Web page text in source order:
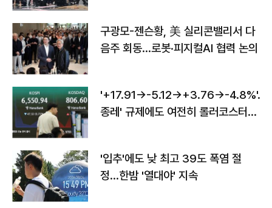
구광모-젠슨황, 美 실리콘밸리서 다
음주 회동…로봇·피지컬AI 협력 논의
'+17.91→-5.12→+3.76→-4.8%'…'
종레' 규제에도 여전히 롤러코스터
'입추'에도 낮 최고 39도 폭염 절
정…한밤 '열대야' 지속